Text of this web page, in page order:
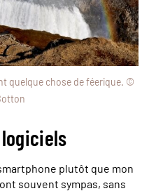
quelque chose de féerique. ©
plutôt que mon
souvent sympas, sans